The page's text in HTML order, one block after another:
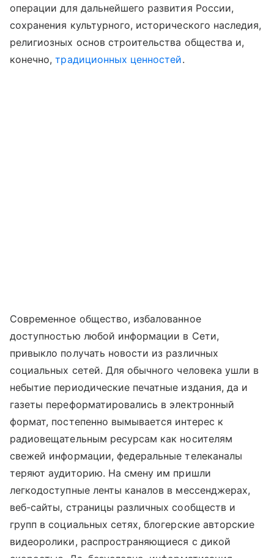
операции для дальнейшего развития России,
сохранения культурного, исторического наследия,
религиозных основ строительства общества и,
конечно,традиционных ценностей.
Современное общество, избалованное
доступностью любой информации в Сети,
привыкло получать новости из различных
социальных сетей. Для обычного человека ушли в
небытие периодические печатные издания, да и
газеты переформатировались в электронный
формат, постепенно вымывается интерес к
радиовещательным ресурсам как носителям
свежей информации, федеральные телеканалы
теряют аудиторию. На смену им пришли
легкодоступные ленты каналов в мессенджерах,
веб-сайты, страницы различных сообществ и
групп в социальных сетях, блогерские авторские
видеоролики, распространяющиеся с дикой